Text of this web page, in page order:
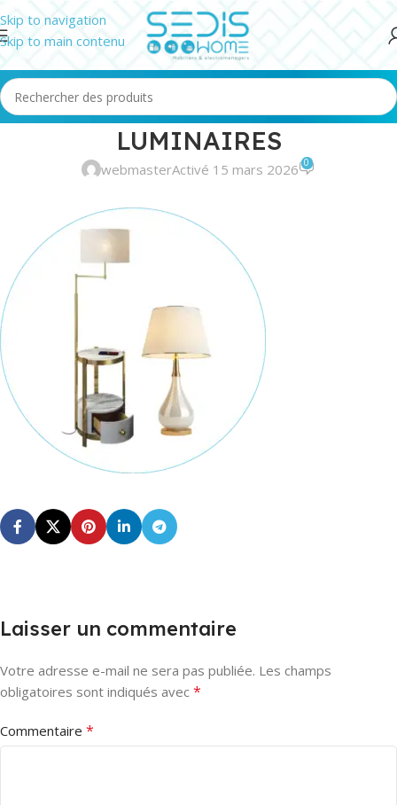
Skip to navigation
Skip to main contenu
LUMINAIRES
webmasterActivé 15 mars 2026 0
Laisser un commentaire
Votre adresse e-mail ne sera pas publiée. Les champs
obligatoires sont indiqués avec *
Commentaire *